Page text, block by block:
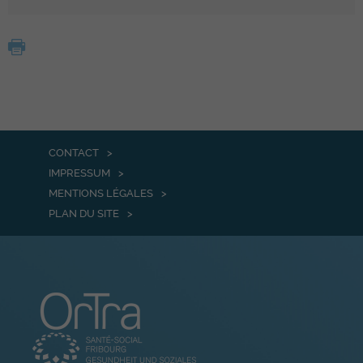
CONTACT
IMPRESSUM
MENTIONS LÉGALES
PLAN DU SITE